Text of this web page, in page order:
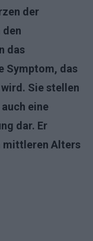
der
den
das
Symptom, das
Sie stellen
eine
dar. Er
mittleren Alters